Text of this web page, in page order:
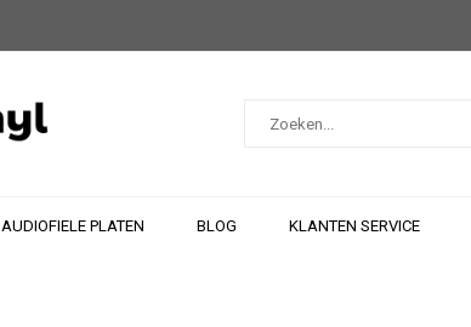
AUDIOFIELE PLATEN BLOG KLANTEN SERVICE